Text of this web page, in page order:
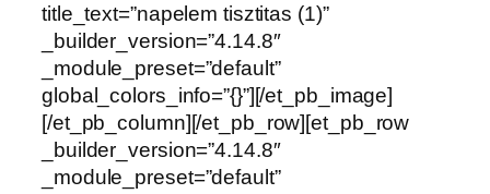
title_text=”napelem tisztitas (1)”
_builder_version=”4.14.8″
_module_preset=”default”
global_colors_info=”{}”][/et_pb_image]
[/et_pb_column][/et_pb_row][et_pb_row
_builder_version=”4.14.8″
_module_preset=”default”